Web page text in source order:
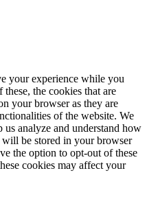
your experience while you
the cookies that are
your browser as they are
of the website. We
analyze and understand how
be stored in your browser
the option to opt-out of these
cookies may affect your